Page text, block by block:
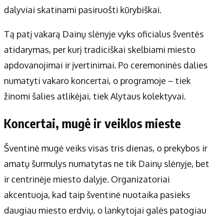
dalyviai skatinami pasiruošti kūrybiškai.
Tą patį vakarą Dainų slėnyje vyks oficialus šventės
atidarymas, per kurį tradiciškai skelbiami miesto
apdovanojimai ir įvertinimai. Po ceremoninės dalies
numatyti vakaro koncertai, o programoje – tiek
žinomi šalies atlikėjai, tiek Alytaus kolektyvai.
Koncertai, mugė ir veiklos mieste
Šventinė mugė veiks visas tris dienas, o prekybos ir
amatų šurmulys numatytas ne tik Dainų slėnyje, bet
ir centrinėje miesto dalyje. Organizatoriai
akcentuoja, kad taip šventinė nuotaika pasieks
daugiau miesto erdvių, o lankytojai galės patogiau